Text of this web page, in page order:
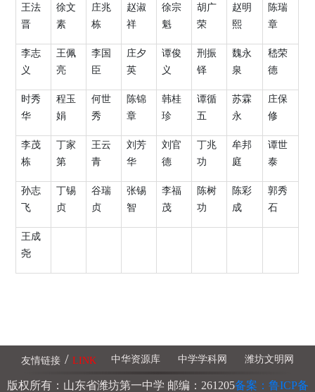
王法
晋
徐文
素
庄兆
栋
赵淑
祥
徐宗
魁
胡广
荣
赵明
熙
陈瑞
章
李志
义
王佩
亮
李国
臣
庄夕
英
谭俊
义
刑振
铎
魏永
泉
嵇荣
德
时秀
华
程玉
娟
何世
秀
陈锦
章
韩桂
珍
谭循
五
苏霖
永
庄保
修
李茂
栋
丁家
第
王云
青
刘芳
华
刘官
德
丁兆
功
牟邦
庭
谭世
泰
孙志
飞
丁锡
贞
谷瑞
贞
张锡
智
李福
茂
陈树
功
陈彩
成
郭秀
石
王成
尧
友情链接 / LINK 中华资源库 中学学科网 潍坊文明网
版权所有：山东省潍坊第一中学 邮编：261205备案：鲁ICP备